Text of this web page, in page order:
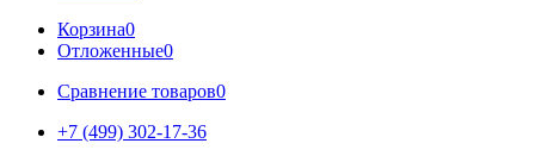
Корзина0
Отложенные0
Сравнение товаров0
+7 (499) 302-17-36